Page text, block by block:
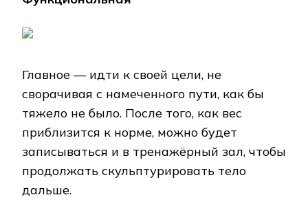
Главное — идти к своей цели, не
сворачивая с намеченного пути, как бы
тяжело не было. После того, как вес
приблизится к норме, можно будет
записываться и в тренажёрный зал, чтобы
продолжать скульптурировать тело
дальше.